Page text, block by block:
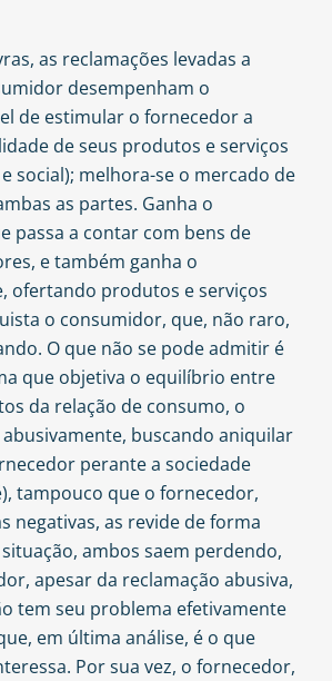
as reclamações levadas a
desempenham o
de estimular o fornecedor a
de seus produtos e serviços
social); melhora-se o mercado de
as partes. Ganha o
passa a contar com bens de
e também ganha o
ofertando produtos e serviços
o consumidor, que, não raro,
O que não se pode admitir é
que objetiva o equilíbrio entre
da relação de consumo, o
buscando aniquilar
perante a sociedade
tampouco que o fornecedor,
negativas, as revide de forma
ambos saem perdendo,
apesar da reclamação abusiva,
tem seu problema efetivamente
em última análise, é o que
Por sua vez, o fornecedor,